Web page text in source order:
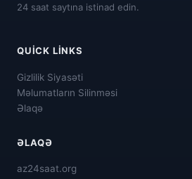
24 saat saytına istinad edin.
QUICK LINKS
Gizlilik Siyasəti
Məlumatların Silinməsi
Əlaqə
ƏLAQƏ
az24saat.org